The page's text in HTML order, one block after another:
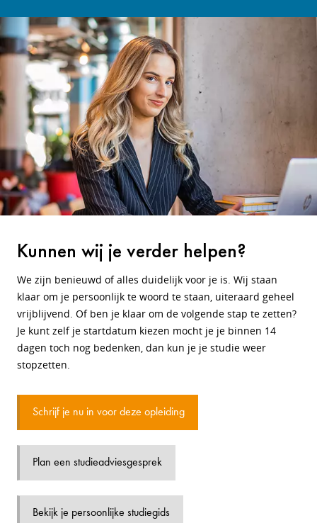
Kunnen wij je verder helpen?
We zijn benieuwd of alles duidelijk voor je is. Wij staan
klaar om je persoonlijk te woord te staan, uiteraard geheel
vrijblijvend. Of ben je klaar om de volgende stap te zetten?
Je kunt zelf je startdatum kiezen mocht je je binnen 14
dagen toch nog bedenken, dan kun je je studie weer
stopzetten.
Schrijf je nu in voor deze opleiding
Plan een studieadviesgesprek
Bekijk je persoonlijke studiegids